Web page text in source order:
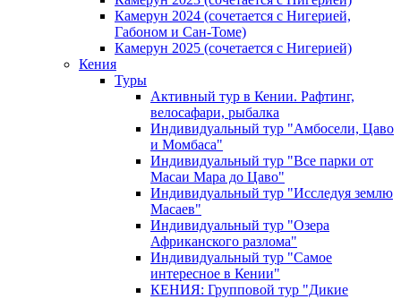
Камерун 2024 (сочетается с Нигерией,
Габоном и Сан-Томе)
Камерун 2025 (сочетается с Нигерией)
Кения
Туры
Активный тур в Кении. Рафтинг,
велосафари, рыбалка
Индивидуальный тур "Амбосели, Цаво
и Момбаса"
Индивидуальный тур "Все парки от
Масаи Мара до Цаво"
Индивидуальный тур "Исследуя землю
Масаев"
Индивидуальный тур "Озера
Африканского разлома"
Индивидуальный тур "Самое
интересное в Кении"
КЕНИЯ: Групповой тур "Дикие